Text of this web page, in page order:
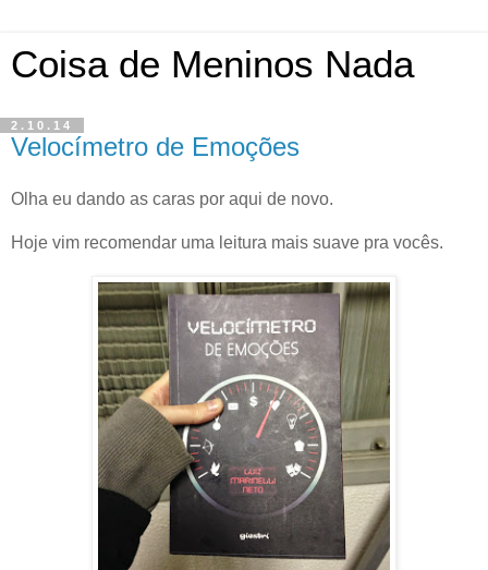
Coisa de Meninos Nada
2.10.14
Velocímetro de Emoções
Olha eu dando as caras por aqui de novo.
Hoje vim recomendar uma leitura mais suave pra vocês.